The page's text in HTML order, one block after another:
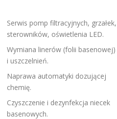
Serwis pomp filtracyjnych, grzałek,
sterowników, oświetlenia LED.
Wymiana linerów (folii basenowej)
i uszczelnień.
Naprawa automatyki dozującej
chemię.
Czyszczenie i dezynfekcja niecek
basenowych.